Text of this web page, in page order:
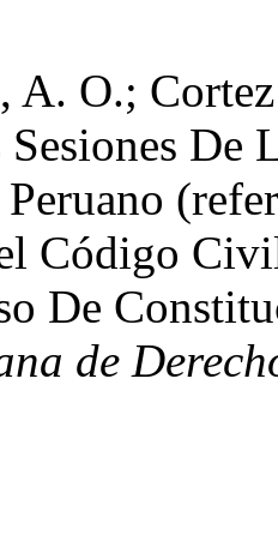
A. O.;
Sesiones De
Código
De
de